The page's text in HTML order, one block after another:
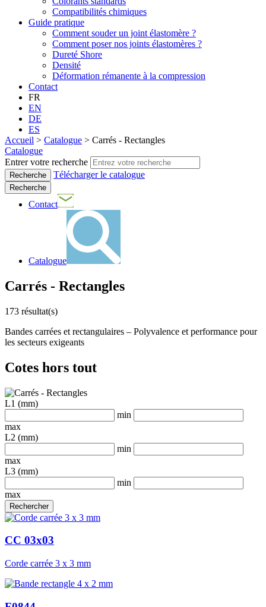
Compatibilités chimiques
Guide pratique
Comment souder un joint élastomère ?
Comment poser nos joints élastomères ?
Dureté Shore
Densité
Déformation rémanente à la compression
Contact
FR
EN
DE
ES
Accueil > Catalogue > Carrés - Rectangles
Catalogue
Entrer votre recherche
Télécharger le catalogue
Recherche
Contact
Catalogue
Carrés - Rectangles
173 résultat(s)
Bandes carrées et rectangulaires – Polyvalence et performance pour
les secteurs exigeants
Cotes hors tout
L1 (mm)
min
max
L2 (mm)
min
max
L3 (mm)
min
max
CC 03x03
Corde carrée 3 x 3 mm